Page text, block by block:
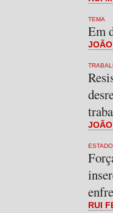
TEMA
Em
ESTADO
RUI